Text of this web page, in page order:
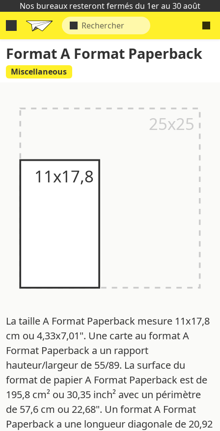
Nos bureaux resteront fermés du 1er au 30 août
Format A Format Paperback
Miscellaneous
La taille A Format Paperback mesure 11x17,8
cm ou 4,33x7,01". Une carte au format A
Format Paperback a un rapport
hauteur/largeur de 55/89. La surface du
format de papier A Format Paperback est de
195,8 cm² ou 30,35 inch² avec un périmètre
de 57,6 cm ou 22,68". Un format A Format
Paperback a une longueur diagonale de 20,92